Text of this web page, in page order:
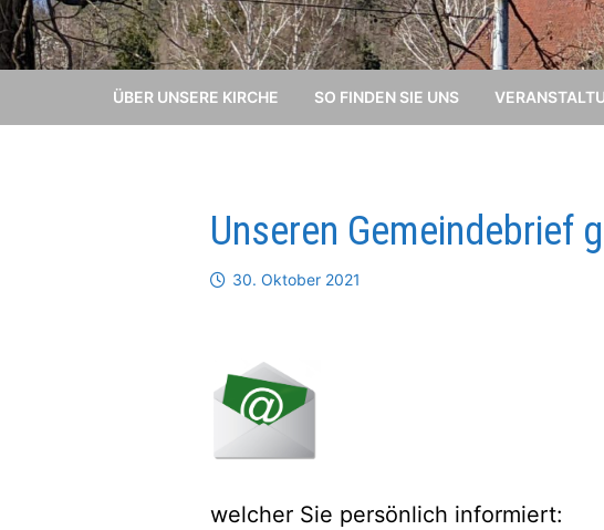
ÜBER UNSERE KIRCHE SO FINDEN SIE UNS
Unseren Gemeindebrief
30. Oktober 2021
welcher Sie persönlich informiert: